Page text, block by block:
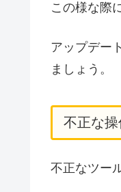
この様な際
アップデー
ましょう。
不正な
不正なツー